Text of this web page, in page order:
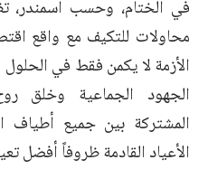
في الختام، وحسب اسمندر،
محاولات للتكيف مع واقع
الأزمة لا يكمن فقط في
الجهود الجماعية وخلق
المشتركة بين جميع أطياف
الأعياد القادمة ظروفاً أفضل